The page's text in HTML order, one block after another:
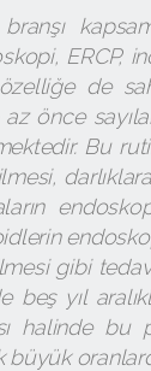
ERCP,
de
önce
Bu
gibi
beş yıl
halinde bu